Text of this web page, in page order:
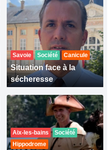
Savoie Société Canicule
Situation face à la
sécheresse
Aix-les-bains
Société
Hippodrome